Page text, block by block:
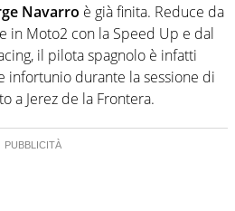
Navarro è già finita. Reduce da
in Moto2 con la Speed Up e dal
il pilota spagnolo è infatti
infortunio durante la sessione di
a Jerez de la Frontera.